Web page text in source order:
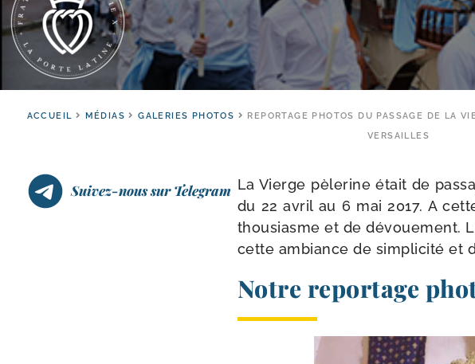
ACCUEIL MÉDIAS GALERIES PHOTOS
REPORTAGE PHOTOS DU PASSAGE DE LA
VERSAILLES
Suivez-nous sur Telegram La Vierge pèle­rine était de
du 22 avril au 6 mai 2017. A
thou­siasme et de dévoue­ment.
cette ambiance de sim­pli­ci­té et
Notre reportage